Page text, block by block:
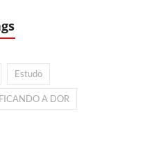
Estudo
A DOR